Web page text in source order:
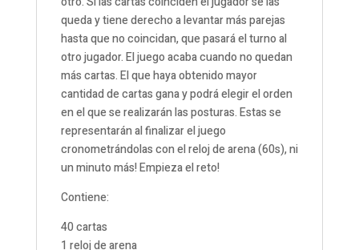
queda y tiene derecho a levantar más parejas
hasta que no coincidan, que pasará el turno al
otro jugador. El juego acaba cuando no quedan
más cartas. El que haya obtenido mayor
cantidad de cartas gana y podrá elegir el orden
en el que se realizarán las posturas. Estas se
representarán al finalizar el juego
cronometrándolas con el reloj de arena (60s), ni
un minuto más! Empieza el reto!
Contiene:
40 cartas
1 reloj de arena